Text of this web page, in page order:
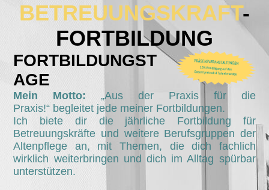
BETREUUNGSKRAFT-
FORTBILDUNG
FORTBILDUNGST
AGE
Mein Motto: „Aus der Praxis für die
Praxis!“ begleitet jede meiner Fortbildungen.
Ich biete dir die jährliche Fortbildung für
Betreuungskräfte und weitere Berufsgruppen der
Altenpflege an, mit Themen, die dich fachlich
wirklich weiterbringen und dich im Alltag spürbar
unterstützen.